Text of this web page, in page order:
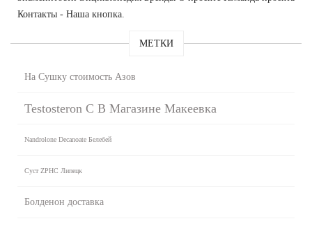
Контакты - Наша кнопка.
МЕТКИ
На Сушку стоимость Азов
Testosteron C В Магазине Макеевка
Nandrolone Decanoate Белебей
Суст ZPHC Липецк
Болденон доставка